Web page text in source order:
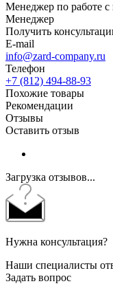
Менеджер по работе с
Менеджер
Получить
E-mail
info@zard-company.ru
Телефон
+7 (812) 494-88-93
Похожие товары
Рекомендации
Отзывы
Оставить отзыв
Загрузка отзывов...
Нужна консультация?
Наши специалисты
Задать вопрос